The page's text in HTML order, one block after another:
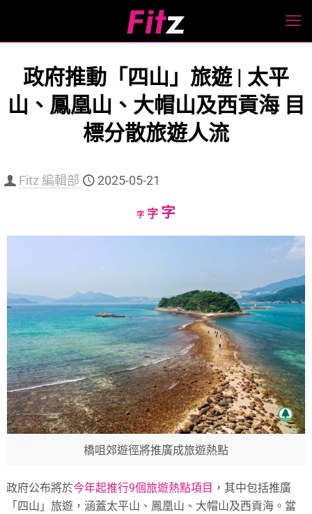
政府推動「四山」旅遊 | 太平
山、鳳凰山、大帽山及西貢海 目
標分散旅遊人流
Fitz 編輯部 2025-05-21
字Decrease
字Reset
字Increase
橋咀郊遊徑將推廣成旅遊熱點
政府公布將於今年起推行9個旅遊熱點項目 ，其中包括推廣
「四山」旅遊，涵蓋太平山、鳳凰山、大帽山及西貢海。當